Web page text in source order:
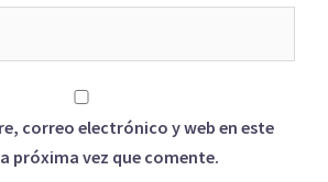
correo electrónico y web en este
próxima vez que comente.